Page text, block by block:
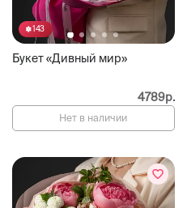
143
Букет «Дивный мир»
4789р.
Нет в наличии